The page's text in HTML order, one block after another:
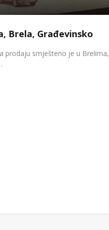
Brela, Građevinsko
prodaju smješteno je u Brelima,